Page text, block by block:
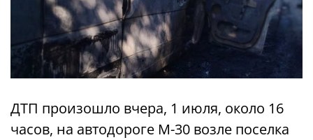
ДТП произошло вчера, 1 июля, около 16
часов, на автодороге М-30 возле поселка